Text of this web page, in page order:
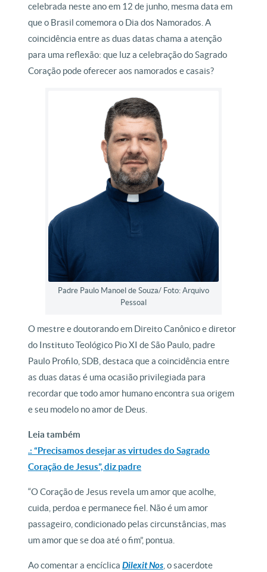
celebrada neste ano em 12 de junho, mesma data em
que o Brasil comemora o Dia dos Namorados. A
coincidência entre as duas datas chama a atenção
para uma reflexão: que luz a celebração do Sagrado
Coração pode oferecer aos namorados e casais?
Padre Paulo Manoel de Souza/ Foto: Arquivo
Pessoal
O mestre e doutorando em Direito Canônico e diretor
do Instituto Teológico Pio XI de São Paulo, padre
Paulo Profilo, SDB, destaca que a coincidência entre
as duas datas é uma ocasião privilegiada para
recordar que todo amor humano encontra sua origem
e seu modelo no amor de Deus.
Leia também
.: “Precisamos desejar as virtudes do Sagrado
Coração de Jesus”, diz padre
“O Coração de Jesus revela um amor que acolhe,
cuida, perdoa e permanece fiel. Não é um amor
passageiro, condicionado pelas circunstâncias, mas
um amor que se doa até o fim”, pontua.
Ao comentar a encíclicaDilexit Nos , o sacerdote